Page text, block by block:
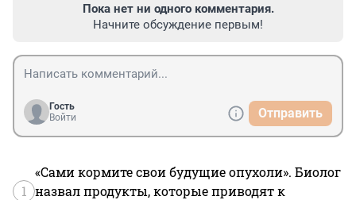
Пока нет ни одного комментария.
Начните обсуждение первым!
Гость
Войти
Отправить
1
«Сами кормите свои будущие опухоли». Биолог
назвал продукты, которые приводят к